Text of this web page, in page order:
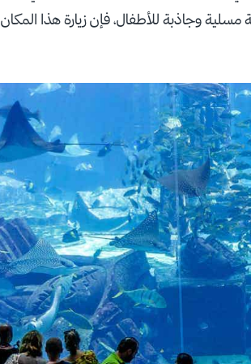
وجاذبة للأطفال، فإن زيارة هذا المكان